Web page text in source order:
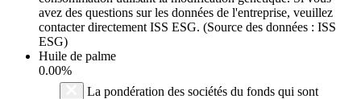
avez des questions sur les données de l'entreprise, veuillez
contacter directement ISS ESG. (Source des données : ISS
ESG)
Huile de palme
0.00%
La pondération des sociétés du fonds qui sont